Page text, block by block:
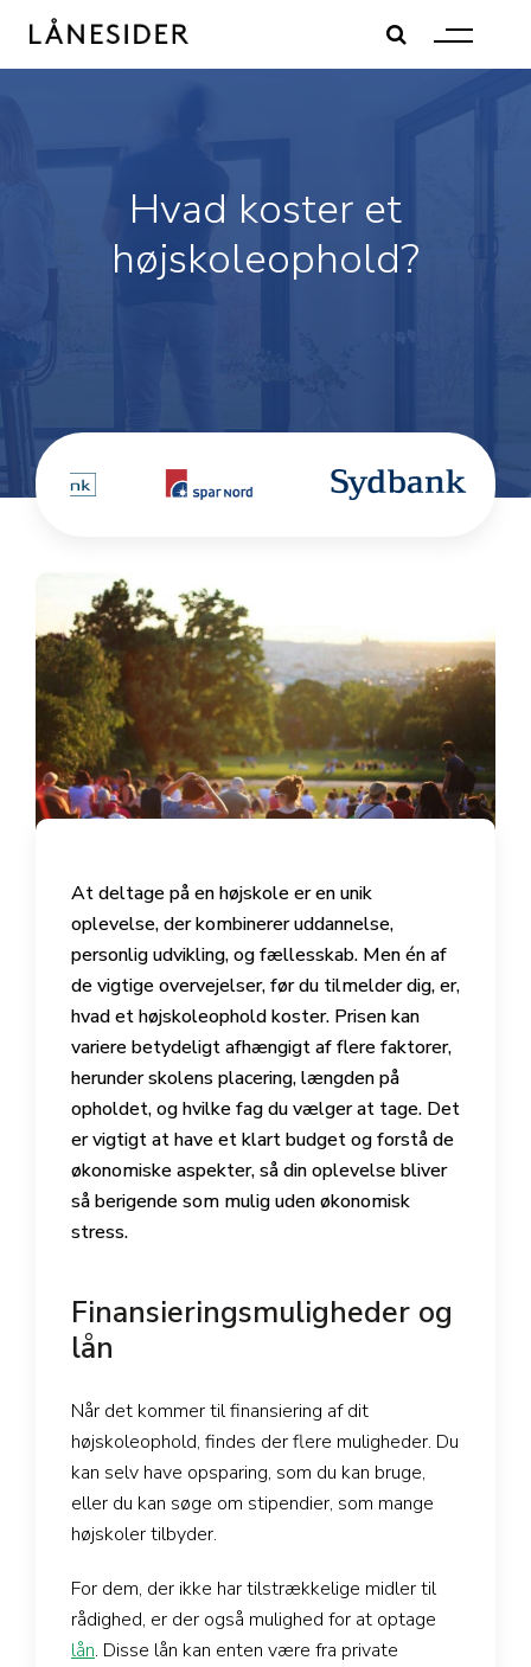
content
Hvad koster et
højskoleophold?
At deltage på en højskole er en unik
oplevelse, der kombinerer uddannelse,
personlig udvikling, og fællesskab. Men én af
de vigtige overvejelser, før du tilmelder dig, er,
hvad et højskoleophold koster. Prisen kan
variere betydeligt afhængigt af flere faktorer,
herunder skolens placering, længden på
opholdet, og hvilke fag du vælger at tage. Det
er vigtigt at have et klart budget og forstå de
økonomiske aspekter, så din oplevelse bliver
så berigende som mulig uden økonomisk
stress.
Finansieringsmuligheder og
lån
Når det kommer til finansiering af dit
højskoleophold, findes der flere muligheder. Du
kan selv have opsparing, som du kan bruge,
eller du kan søge om stipendier, som mange
højskoler tilbyder.
For dem, der ikke har tilstrækkelige midler til
rådighed, er der også mulighed for at optage
lån. Disse lån kan enten være fra private